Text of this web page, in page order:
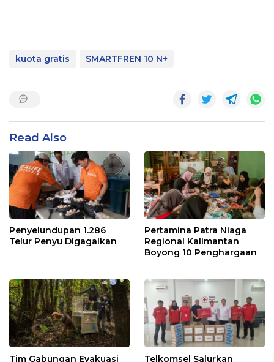
kuota gratis SMARTFREN 10 N+
Read Also
Penyelundupan 1.286
Telur Penyu Digagalkan
Pertamina Patra Niaga
Regional Kalimantan
Boyong 10 Penghargaan
Tim Gabungan Evakuasi Telkomsel Salurkan